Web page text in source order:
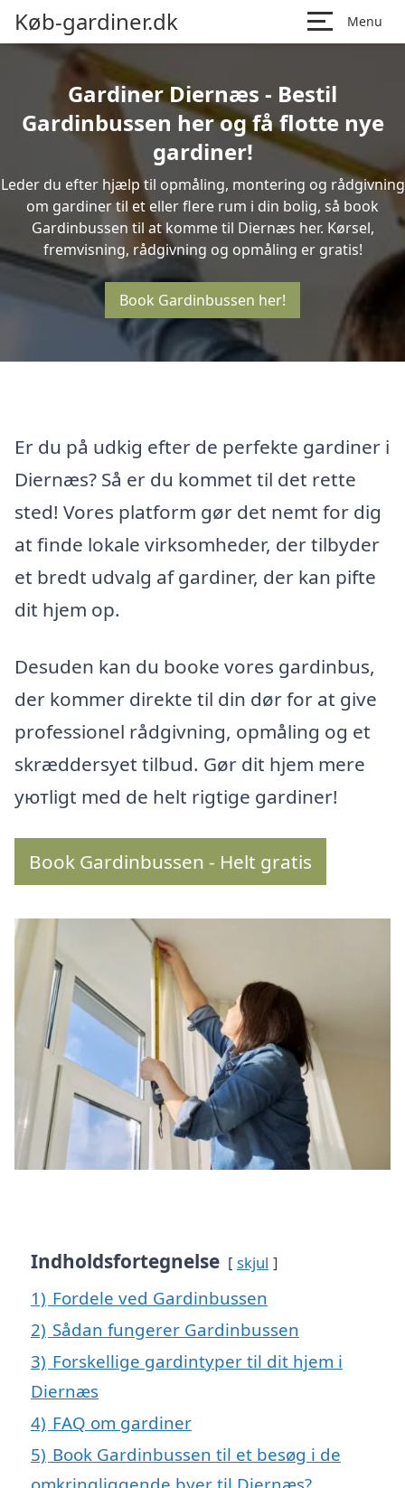
Køb-gardiner.dk Menu
Gardiner Diernæs - Bestil
Gardinbussen her og få flotte nye
gardiner!
Leder du efter hjælp til opmåling, montering og rådgivning
om gardiner til et eller flere rum i din bolig, så book
Gardinbussen til at komme til Diernæs her. Kørsel,
fremvisning, rådgivning og opmåling er gratis!
Book Gardinbussen her!
Er du på udkig efter de perfekte gardiner i
Diernæs? Så er du kommet til det rette
sted! Vores platform gør det nemt for dig
at finde lokale virksomheder, der tilbyder
et bredt udvalg af gardiner, der kan pifte
dit hjem op.
Desuden kan du booke vores gardinbus,
der kommer direkte til din dør for at give
professionel rådgivning, opmåling og et
skræddersyet tilbud. Gør dit hjem mere
уютligt med de helt rigtige gardiner!
Book Gardinbussen - Helt gratis
Indholdsfortegnelse skjul
1) Fordele ved Gardinbussen
2) Sådan fungerer Gardinbussen
3) Forskellige gardintyper til dit hjem i
Diernæs
4) FAQ om gardiner
5) Book Gardinbussen til et besøg i de